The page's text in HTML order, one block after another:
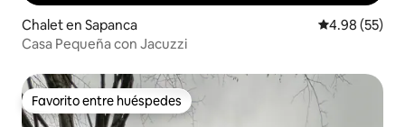
Chalet en Sapanca Calificación
4.98 (55)
Casa Pequeña con Jacuzzi
Favorito entre huéspedes
Favorito entre huéspedes